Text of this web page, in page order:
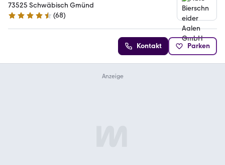
73525 Schwäbisch Gmünd
4.4 Sterne
(68)
Kontakt Parken